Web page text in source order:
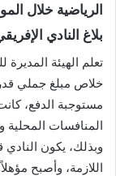
الرياضية خلال
بلاغ النادي
تعلم الهيئة المديرة
مستوجبة الدفع،
المنافسات المحلية
وبذلك، يكون النادي
اللازمة، وأصبح